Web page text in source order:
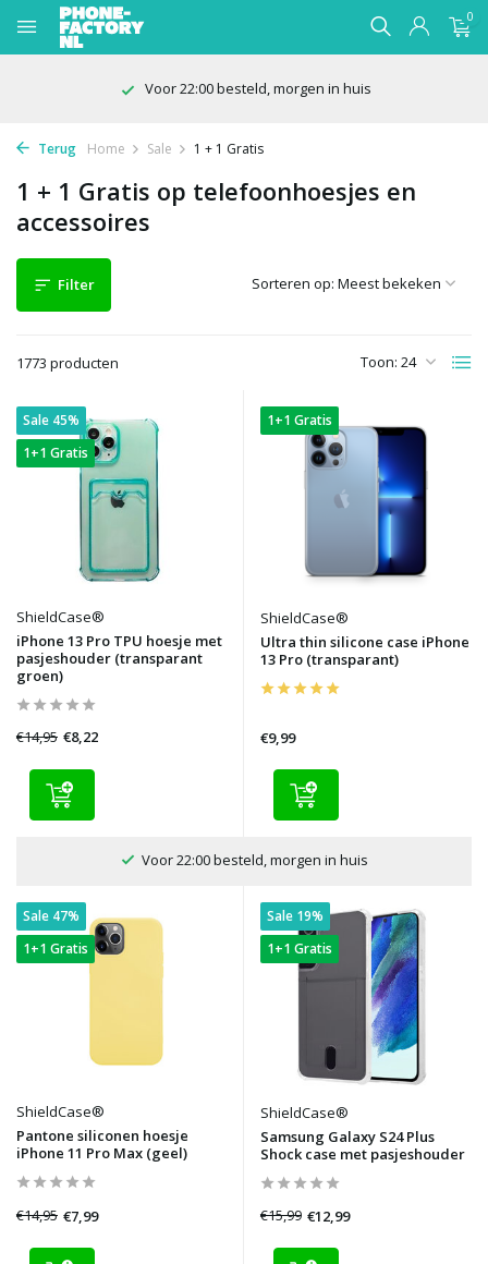
0
Voor 22:00 besteld, morgen in huis
Terug Home Sale 1 + 1 Gratis
1 + 1 Gratis op telefoonhoesjes en
accessoires
Filter
1773 producten Toon:
Sorteren op:
Sale 45%
1+1 Gratis
ShieldCase®
iPhone 13 Pro TPU hoesje met
pasjeshouder (transparant
groen)
€14,95 €8,22
1+1 Gratis
ShieldCase®
Ultra thin silicone case iPhone
13 Pro (transparant)
€9,99
100 dagen bedenktijd
Sale 47%
1+1 Gratis
ShieldCase®
Pantone siliconen hoesje
iPhone 11 Pro Max (geel)
€14,95 €7,99
Sale 19%
1+1 Gratis
ShieldCase®
Samsung Galaxy S24 Plus
Shock case met pasjeshouder
€15,99 €12,99